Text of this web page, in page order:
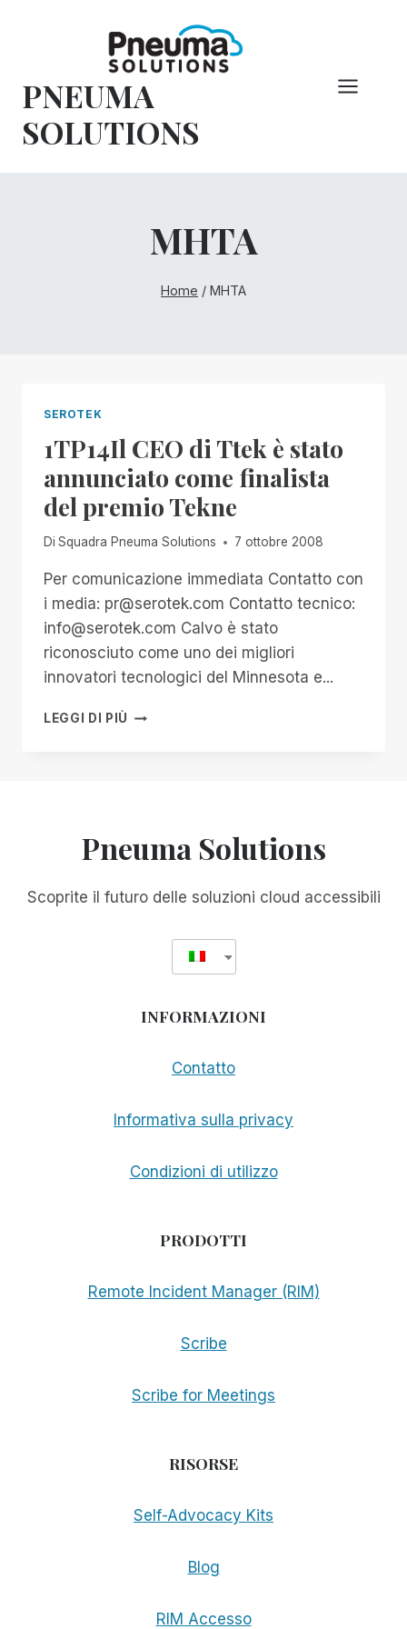
PNEUMA
SOLUTIONS
MHTA
Home / MHTA
SEROTEK
1TP14Il CEO di Ttek è stato
annunciato come finalista
del premio Tekne
Di Squadra Pneuma Solutions 7 ottobre 2008
Per comunicazione immediata Contatto con
i media: pr@serotek.com Contatto tecnico:
info@serotek.com Calvo è stato
riconosciuto come uno dei migliori
innovatori tecnologici del Minnesota e...
LEGGI DI PIÙ 1TP14IL
COME
PREMIO
Pneuma Solutions
Scoprite il futuro delle soluzioni cloud accessibili
INFORMAZIONI
Contatto
Informativa sulla privacy
Condizioni di utilizzo
PRODOTTI
Remote Incident Manager (RIM)
Scribe
Scribe for Meetings
RISORSE
Self-Advocacy Kits
Blog
RIM Accesso